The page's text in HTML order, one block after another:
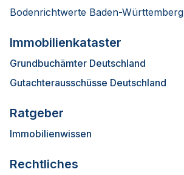
Bodenrichtwerte Baden-Württemberg
Immobilienkataster
Grundbuchämter Deutschland
Gutachterausschüsse Deutschland
Ratgeber
Immobilienwissen
Rechtliches